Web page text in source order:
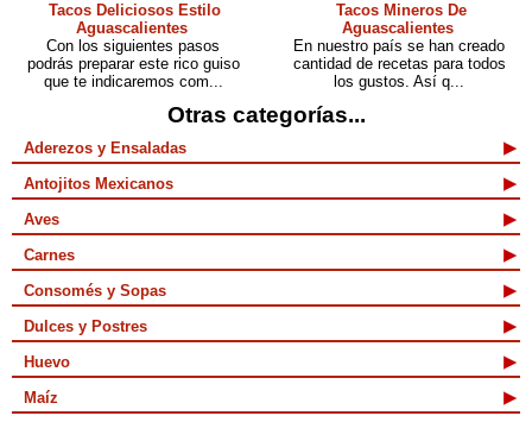
Tacos Deliciosos Estilo
Aguascalientes
Con los siguientes pasos
podrás preparar este rico guiso
que te indicaremos com...
Tacos Mineros De
Aguascalientes
En nuestro país se han creado
cantidad de recetas para todos
los gustos. Así q...
Otras categorías...
Aderezos y Ensaladas
Antojitos Mexicanos
Aves
Carnes
Consomés y Sopas
Dulces y Postres
Huevo
Maíz